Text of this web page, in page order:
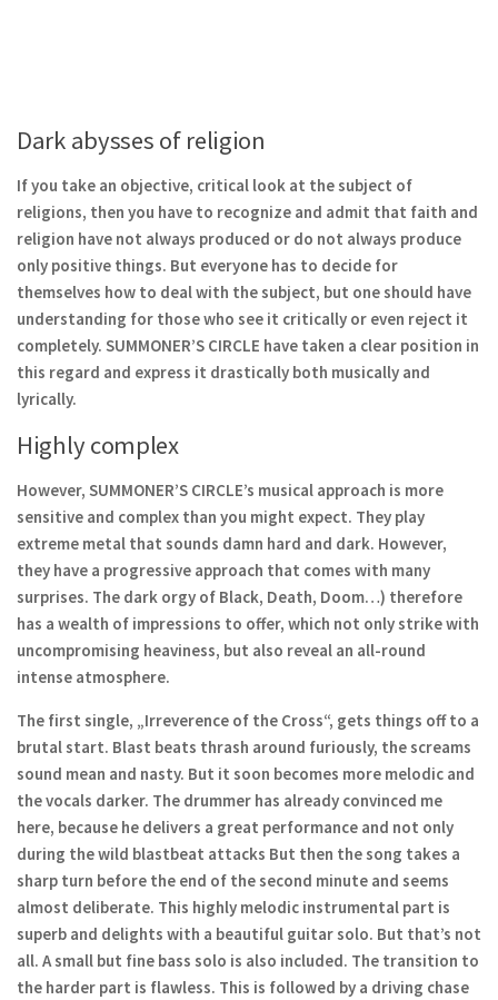
Dark abysses of religion
If you take an objective, critical look at the subject of
religions, then you have to recognize and admit that faith and
religion have not always produced or do not always produce
only positive things. But everyone has to decide for
themselves how to deal with the subject, but one should have
understanding for those who see it critically or even reject it
completely. SUMMONER’S CIRCLE have taken a clear position in
this regard and express it drastically both musically and
lyrically.
Highly complex
However, SUMMONER’S CIRCLE’s musical approach is more
sensitive and complex than you might expect. They play
extreme metal that sounds damn hard and dark. However,
they have a progressive approach that comes with many
surprises. The dark orgy of Black, Death, Doom…) therefore
has a wealth of impressions to offer, which not only strike with
uncompromising heaviness, but also reveal an all-round
intense atmosphere.
The first single, „Irreverence of the Cross“, gets things off to a
brutal start. Blast beats thrash around furiously, the screams
sound mean and nasty. But it soon becomes more melodic and
the vocals darker. The drummer has already convinced me
here, because he delivers a great performance and not only
during the wild blastbeat attacks But then the song takes a
sharp turn before the end of the second minute and seems
almost deliberate. This highly melodic instrumental part is
superb and delights with a beautiful guitar solo. But that’s not
all. A small but fine bass solo is also included. The transition to
the harder part is flawless. This is followed by a driving chase